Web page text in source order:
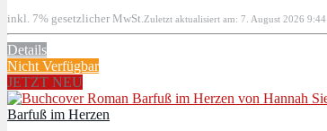
inkl. 7% gesetzlicher MwSt. Zuletzt aktualisiert am: 7. August 2026 9:44
Details
Nicht Verfügbar
JETZT NEU
Barfuß im Herzen